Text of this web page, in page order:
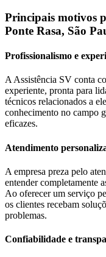
Principais motivos
Ponte Rasa, São
Profissionalismo e
A Assistência SV conta
experiente, pronta para
técnicos relacionados a
conhecimento no campo
eficazes.
Atendimento
A empresa preza pelo
entender completamente
Ao oferecer um serviço
os clientes recebam
problemas.
Confiabilidade e